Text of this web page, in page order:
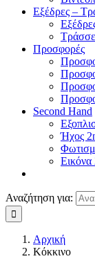
Εξέδρες –
Προσφορές
Second Hand
Ήχος
Αναζήτηση για:
Αρχική
Κόκκινο